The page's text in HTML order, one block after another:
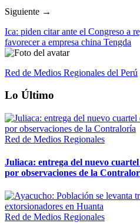
Siguiente →
Ica: piden citar ante el Congreso a
favorecer a empresa china Tengda
Red de Medios Regionales del Perú
Lo Último
Red de Medios Regionales
Juliaca: entrega del nuevo cuartel
por observaciones de la
Red de Medios Regionales